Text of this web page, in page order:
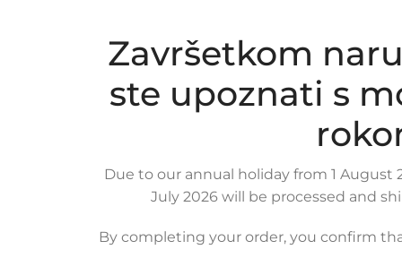
Završetkom
ste upoznati s
Due to our annual holiday from 1 August
July 2026 will be processed and
By completing your order, you confirm
Click to enlarge
OPIS PROIZVODAKOMPATIBILNOSTDOSTAVA